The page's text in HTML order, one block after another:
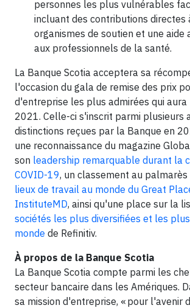
personnes les plus vulnérables
incluant des contributions directes
organismes de soutien et une aide
aux professionnels de la santé.
La Banque Scotia acceptera sa
l'occasion du gala de remise des prix
d'entreprise les plus admirées qui
2021. Celle-ci s'inscrit parmi plusieurs
distinctions reçues par la Banque en
une reconnaissance du magazine
son leadership remarquable durant la
COVID-19, un classement au palmarès
lieux de travail au monde du Great
InstituteMD, ainsi qu'une place sur la
sociétés les plus diversifiées et les
monde de Refinitiv.
À propos de la Banque Scotia
La Banque Scotia compte parmi les
secteur bancaire dans les Amériques.
sa mission d'entreprise, « pour l'avenir